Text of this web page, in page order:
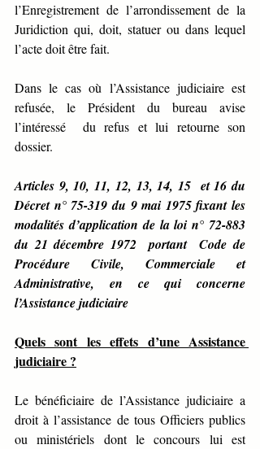
l’Enregistrement de l’arrondissement de la
Juridiction qui, doit, statuer ou dans lequel
l’acte doit être fait.
Dans le cas où l’Assistance judiciaire est
refusée, le Président du bureau avise
l’intéressé  du refus et lui retourne son
dossier.
Articles 9, 10, 11, 12, 13, 14, 15  et 16 du
Décret n° 75-319 du 9 mai 1975 fixant les
modalités d’application de la loi n° 72-883
du 21 décembre 1972  portant  Code de
Procédure Civile, Commerciale et
Administrative, en ce qui concerne
l’Assistance judiciaire
Quels sont les effets d’une Assistance
judiciaire ?
Le bénéficiaire de l’Assistance judiciaire a
droit à l’assistance de tous Officiers publics
ou ministériels dont le concours lui est